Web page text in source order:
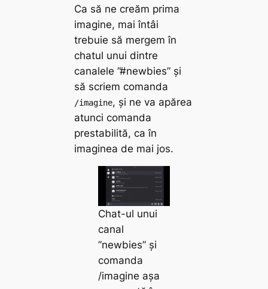
Ca să ne creăm prima
imagine, mai întâi
trebuie să mergem în
chatul unui dintre
canalele ”#newbies” și
să scriem comanda
/imagine, și ne va apărea
atunci comanda
prestabilită, ca în
imaginea de mai jos.
Chat-ul unui
canal
”newbies” și
comanda
/imagine așa